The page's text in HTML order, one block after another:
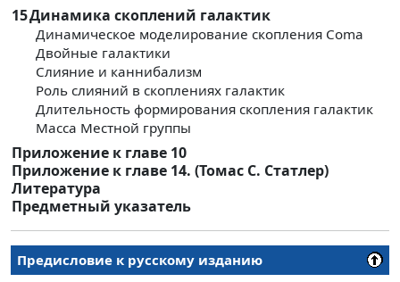
15Динамика скоплений галактик
Динамическое моделирование скопления Coma
Двойные галактики
Слияние и каннибализм
Роль слияний в скоплениях галактик
Длительность формирования скопления галактик
Масса Местной группы
Приложение к главе 10
Приложение к главе 14. (Томас С. Статлер)
Литература
Предметный указатель
Предисловие к русскому изданию